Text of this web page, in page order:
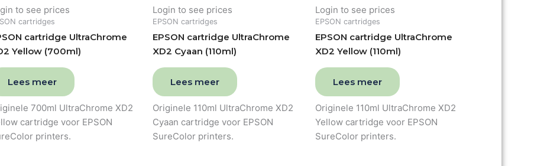
to see prices
cartridges
cartridge UltraChrome
Yellow (700ml)
Lees meer
700ml UltraChrome XD2
cartridge voor EPSON
printers.
Login to see prices
EPSON cartridges
EPSON cartridge UltraChrome
XD2 Cyaan (110ml)
Lees meer
Originele 110ml UltraChrome XD2
Cyaan cartridge voor EPSON
SureColor printers.
Login to see prices
EPSON cartridges
EPSON cartridge UltraChrome
XD2 Yellow (110ml)
Lees meer
Originele 110ml UltraChrome XD2
Yellow cartridge voor EPSON
SureColor printers.